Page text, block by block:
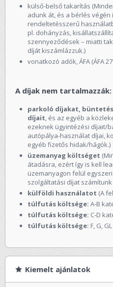
külső-belső takarítás
adunk át, és a bérlés végén
rendeltetésszerű
pl. dohányzás,
szennyeződések – miatti
díját kiszámlázzuk.)
vonatkozó adók, ÁFA (ÁFA
A díjak nem tartalmazzák:
parkoló díjakat,
díjait, és az egyéb a
ezeknek ügyintézési díjait/
autópálya-használat díjai,
egyéb fizetős hidak/hágók.)
üzemanyag költséget
átadásra, ezért így is kell
üzemanyagon felül egyszeri
szolgáltatási díjat számítunk
külföldi használatot (A
túlfutás költsége: A-B
túlfutás költsége: C-D
túlfutás költsége: F, G,
Kiemelt ajánlatok